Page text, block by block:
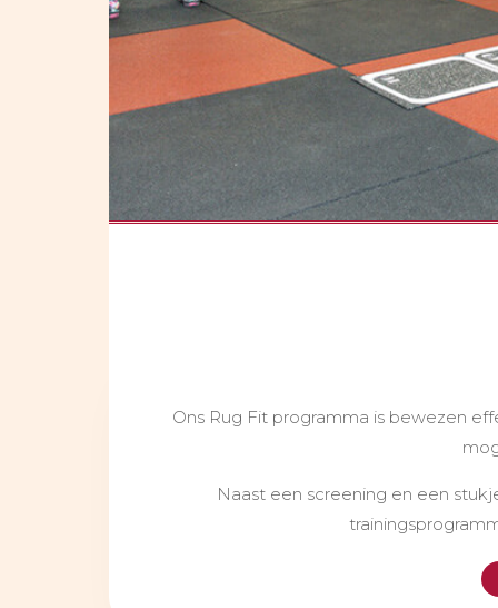
Ons Rug Fit programma is bewezen
Naast een screening en een